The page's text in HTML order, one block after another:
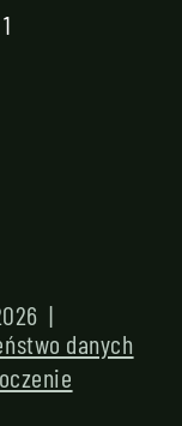
|
danych